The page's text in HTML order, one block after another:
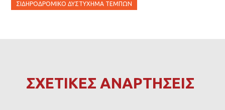
ΣΙΔΗΡΟΔΡΟΜΙΚΌ ΔΥΣΤΎΧΗΜΑ ΤΕΜΠΏΝ
ΣΧΕΤΙΚΕΣ ΑΝΑΡΤΗΣΕΙΣ